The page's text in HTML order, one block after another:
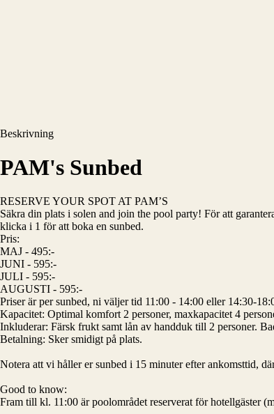
Beskrivning
PAM's Sunbed
RESERVE YOUR SPOT AT PAM’S
Säkra din plats i solen and join the pool party! För att
klicka i 1 för att boka en sunbed.
Pris:
MAJ - 495:-
JUNI - 595:-
JULI - 595:-
AUGUSTI - 595:-
Priser är per sunbed, ni väljer tid 11:00 - 14:00 eller 14:30-
Kapacitet: Optimal komfort 2 personer, maxkapacitet 4
Inkluderar: Färsk frukt samt lån av handduk till 2 personer.
Betalning: Sker smidigt på plats.
Notera att vi håller er sunbed i 15 minuter efter ankomsttid,
Good to know:
Fram till kl. 11:00 är poolområdet reserverat för hotellgäster